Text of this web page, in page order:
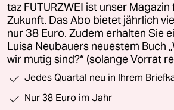
taz FUTURZWEI ist unser
Zukunft. Das Abo bietet jährlich
nur 38 Euro. Zudem erhalten Sie
Luisa Neubauers neuestem Buch
wir mutig sind?“ (solange Vorrat
Jedes Quartal neu in Ihrem
Nur 38 Euro im Jahr